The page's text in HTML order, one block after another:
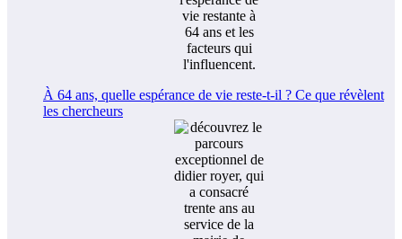
À 64 ans, quelle espérance de vie reste-t-il ? Ce que révèlent
les chercheurs